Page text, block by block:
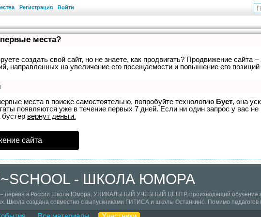
Регистрация Войти
места?
создать свой сайт, но не знаете, как продвигать? Продвижение сайта
направленных на увеличение его посещаемости и повышение его
места в поиске самостоятельно, попробуйте технологию Буст, она
появляются уже в течение первых 7 дней. Если ни один запрос у вас не
вернут деньги.
сайта
- ШКОЛА ЮМОРА
– первая в России Школа Юмора, УНИКАЛЬНЫЙ УЧЕБНЫЙ ЦЕНТР, производящий обучение
Школа создана совместно с выпускниками ГИТИСА и школы Останкино. Помимо педагогов